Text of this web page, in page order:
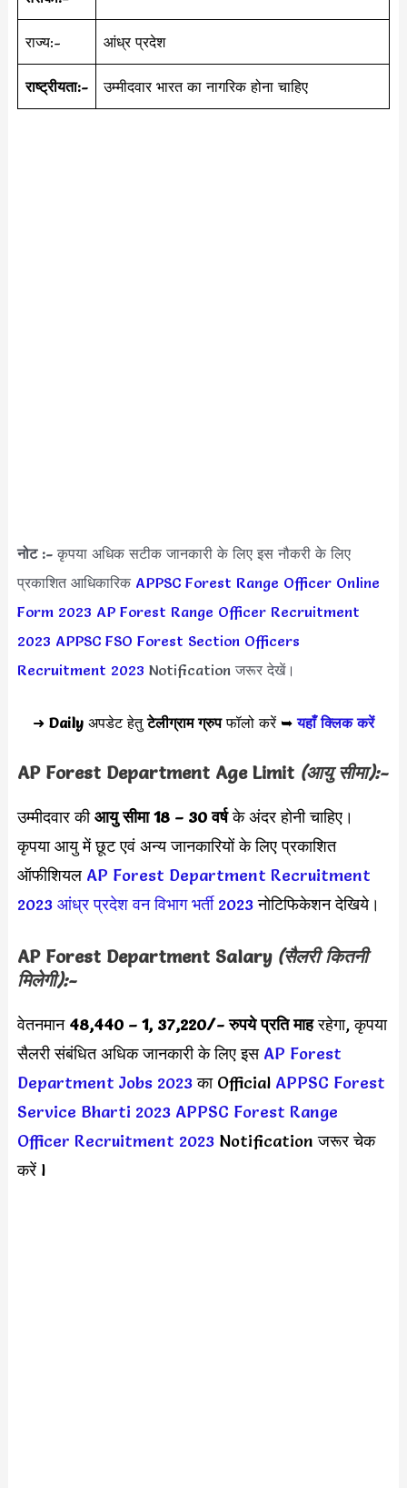
राज्य:- आंध्र प्रदेश
राष्ट्रीयता:- उम्मीदवार भारत का नागरिक होना चाहिए
नोट :-कृपया अधिक सटीक जानकारी के लिए इस नौकरी के लिए
प्रकाशित आधिकारिक APPSC Forest Range Officer Online
Form 2023 AP Forest Range Officer Recruitment
2023 APPSC FSO Forest Section Officers
Recruitment 2023 Notification जरूर देखें।
➜ Daily अपडेट हेतुटेलीग्राम ग्रुपफॉलो करें ➥यहाँ क्लिक करें
AP Forest Department Age Limit (आयु सीमा):-
उम्मीदवार कीआयु सीमा 18 – 30 वर्षके अंदर होनी चाहिए।
कृपया आयु में छूट एवं अन्य जानकारियों के लिए प्रकाशित
ऑफीशियल AP Forest Department Recruitment
2023 आंध्र प्रदेश वन विभाग भर्ती 2023नोटिफिकेशन देखिये।
AP Forest Department Salary (सैलरी कितनी
मिलेगी):-
वेतनमान 48,440 – 1, 37,220/-रुपये प्रति माहरहेगा, कृपया
सैलरी संबंधित अधिक जानकारी के लिए इस AP Forest
Department Jobs 2023का Official APPSC Forest
Service Bharti 2023 APPSC Forest Range
Officer Recruitment 2023Notification जरूर चेक
करें l